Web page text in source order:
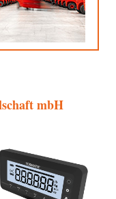
mbH